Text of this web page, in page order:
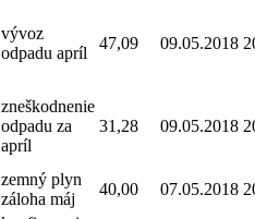
vývoz
odpadu apríl
47,09 09.05.2018
zneškodnenie
odpadu za
apríl
31,28 09.05.2018
zemný plyn
záloha máj
40,00 07.05.2018